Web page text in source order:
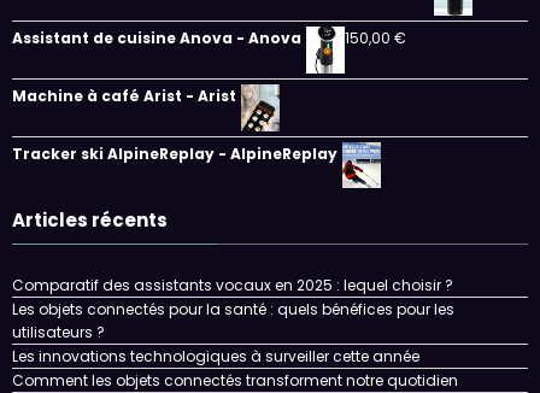
Assistant de cuisine Anova - Anova 150,00 €
Machine à café Arist - Arist
Tracker ski AlpineReplay - AlpineReplay
Articles récents
Comparatif des assistants vocaux en 2025 : lequel choisir ?
Les objets connectés pour la santé : quels bénéfices pour les
utilisateurs ?
Les innovations technologiques à surveiller cette année
Comment les objets connectés transforment notre quotidien